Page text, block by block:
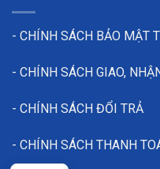
Giá thành hợp lý–
Giao hàng toàn
Hãy đặt ngay áo
- CHÍNH SÁCH BẢO MẬT
- CHÍNH SÁCH GIAO,
- CHÍNH SÁCH ĐỔI TRẢ
- CHÍNH SÁCH THANH